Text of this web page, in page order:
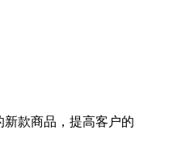
新款商品，提高客户的